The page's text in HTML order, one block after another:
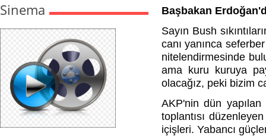
Sinema
Başbakan
Sayın Bush
canı yanınca
nitelendirmesinde
ama kuru kuruya
olacağız, peki bizim
AKP'nin dün yapılan
toplantısı
içişleri. Yabancı